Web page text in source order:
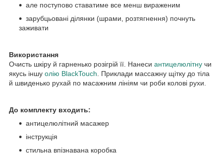
але поступово ставатиме все менш вираженим
зарубцьовані ділянки (шрами, розтягнення) почнуть
заживати
Використання
Очисть шкіру й гарненько розігрій її. Нанеси антицелюлітну чи
якусь іншу олію BlackTouch . Приклади массажну щітку до тіла
й швиденько рухай по масажним лініям чи роби колові рухи.
До комплекту входить:
антицелюлітний масажер
інструкція
стильна впізнавана коробка